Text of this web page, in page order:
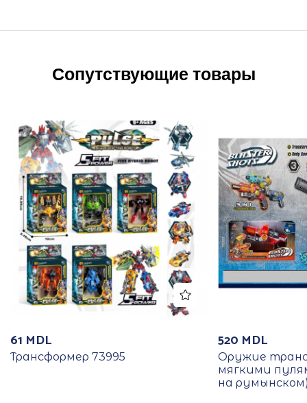
Сопутствующие товары
61 MDL
Трансформер 73995
520 MDL
Оружие
мягкими
на